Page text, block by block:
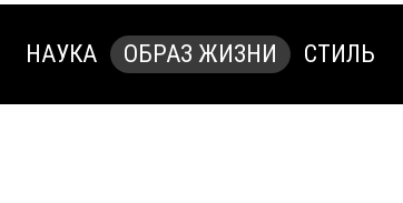
НАУКА ОБРАЗ ЖИЗНИ СТИЛЬ